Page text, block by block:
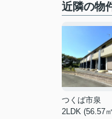
近隣の物
つくば市泉
2LDK (56.57